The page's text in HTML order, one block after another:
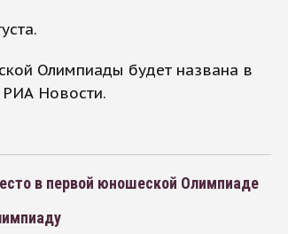
Олимпиады будет названа в
Новости.
в первой юношеской Олимпиаде